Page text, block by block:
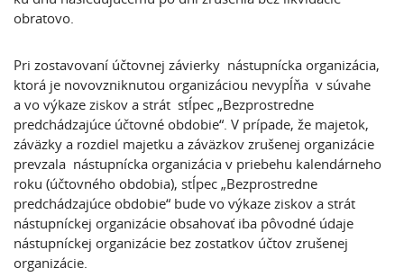
obratovo.
Pri zostavovaní účtovnej závierky nástupnícka organizácia,
ktorá je novovzniknutou organizáciou nevypĺňa v súvahe
a vo výkaze ziskov a strát stĺpec „Bezprostredne
predchádzajúce účtovné obdobie“. V prípade, že majetok,
záväzky a rozdiel majetku a záväzkov zrušenej organizácie
prevzala nástupnícka organizácia v priebehu kalendárneho
roku (účtovného obdobia), stĺpec „Bezprostredne
predchádzajúce obdobie“ bude vo výkaze ziskov a strát
nástupníckej organizácie obsahovať iba pôvodné údaje
nástupníckej organizácie bez zostatkov účtov zrušenej
organizácie.